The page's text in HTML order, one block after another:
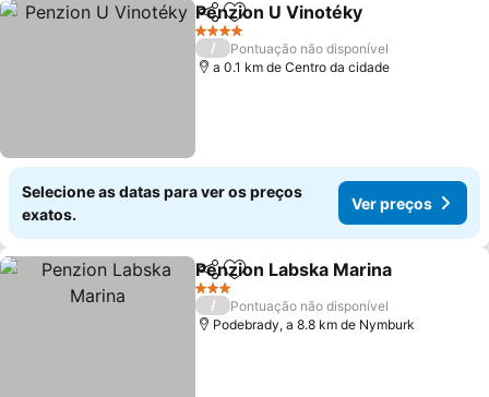
PartilharAdicionar aos favoritos
Penzion U Vinotéky
4 Estrelas
/
Pontuação não disponível
a 0.1 km de Centro da cidade
Selecione as datas para ver os preços
exatos.
Ver preços
PartilharAdicionar aos favoritos
Penzion Labska Marina
3 Estrelas
/
Pontuação não disponível
Podebrady, a 8.8 km de Nymburk